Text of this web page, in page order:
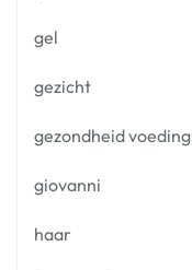
gel
gezicht
gezondheid voeding
giovanni
haar